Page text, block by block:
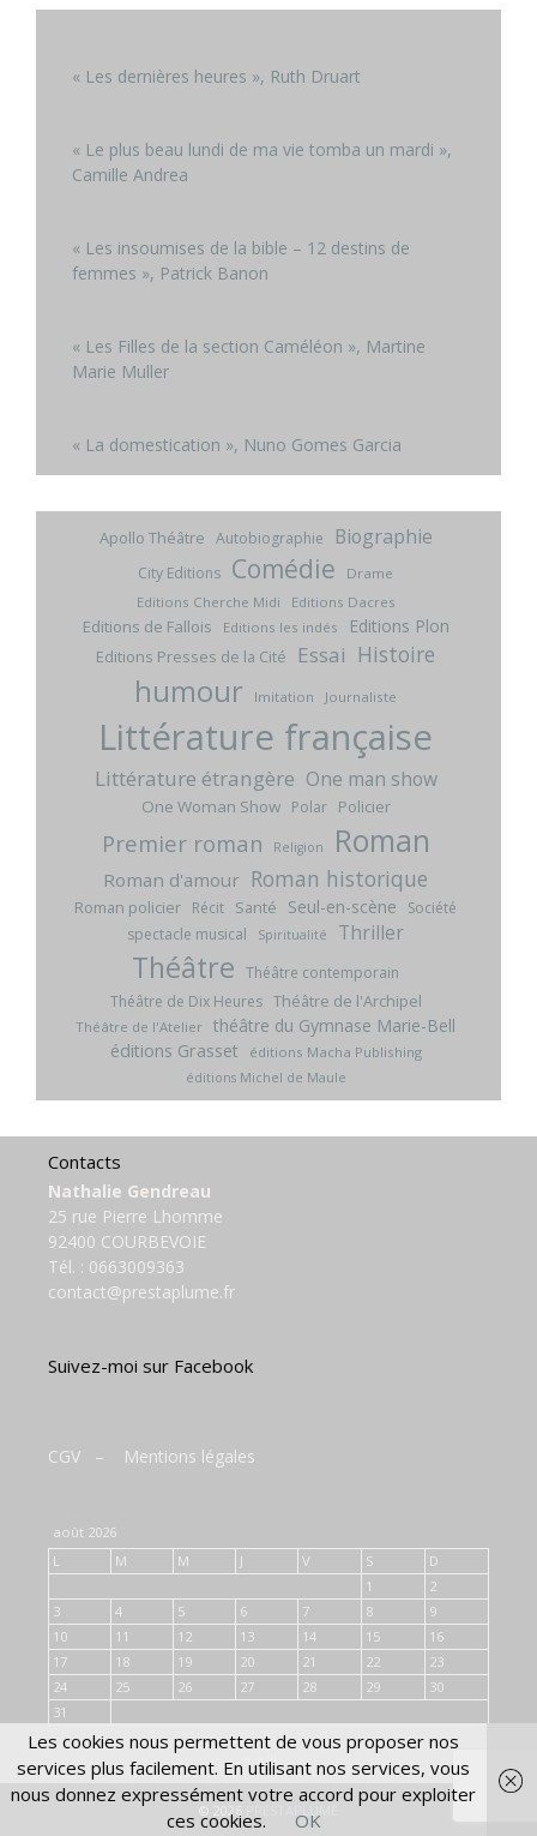
« Les dernières heures », Ruth Druart
« Le plus beau lundi de ma vie tomba un mardi »,
Camille Andrea
« Les insoumises de la bible – 12 destins de
femmes », Patrick Banon
« Les Filles de la section Caméléon », Martine
Marie Muller
« La domestication », Nuno Gomes Garcia
Apollo Théâtre Autobiographie Biographie
City Editions Comédie
Drame
Editions Cherche Midi
Editions Dacres
Editions de Fallois Editions les indés Editions Plon
Editions Presses de la Cité Essai Histoire
humour Imitation Journaliste
Littérature française
Littérature étrangère One man show
One Woman Show Polar Policier
Premier roman Religion Roman
Roman d'amour Roman historique
Roman policier Récit Santé Seul-en-scène
Société
spectacle musical
Spiritualité Thriller
Théâtre Théâtre contemporain
Théâtre de Dix Heures Théâtre de l'Archipel
Théâtre de l'Atelier théâtre du Gymnase Marie-Bell
éditions Grasset
éditions Macha Publishing
éditions Michel de Maule
Contacts
Nathalie Gendreau
25 rue Pierre Lhomme
92400 COURBEVOIE
Tél. : 0663009363
contact@prestaplume.fr
Suivez-moi sur Facebook
CGV – Mentions légales
août 2026
L
M M J V S
D
1
2
3
4 5 6 7 8
9
10
11 12 13 14 15
16
17
18 19 20 21 22
23
24
25 26 27 28 29
30
31
« Juil
Les cookies nous permettent de vous proposer nos
services plus facilement. En utilisant nos services, vous
nous donnez expressément votre accord pour exploiter
ces cookies.
OK